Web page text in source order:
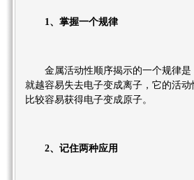
1、掌握一个规律
金属活动性顺序揭示的一个规律
就越容易失去电子变成离子，它的活
比较容易获得电子变成原子。
2、记住两种应用